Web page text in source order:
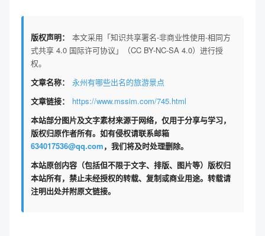
版权声明：
本文采用「知识共享署名-非商业性使用-相同方
式共享 4.0 国际许可协议」（CC BY-NC-SA 4.0）进行授
权。
文章名称：
永州有哪些出名的旅游景点
文章链接：
https://www.mssim.com/745.html
本站部分图片及文字素材来源于网络，仅用于分享与学习，
版权归原作者所有。如有侵权请联系邮箱
634017536@qq.com，我们将及时处理删除。
本站原创内容（包括但不限于文字、排版、图片等）版权归
本站所有，禁止未经授权的转载、复制或商业用途。转载请
注明出处并附原文链接。